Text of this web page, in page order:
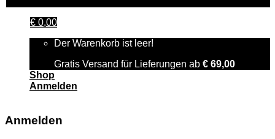
€ 0,00
Der Warenkorb ist leer!
Gratis Versand für Lieferungen ab € 69,00
Shop
Anmelden
Anmelden